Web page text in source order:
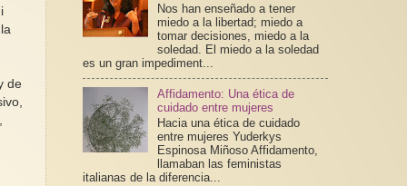
de
Nos han enseñado a tener
miedo a la libertad; miedo a
tomar decisiones, miedo a la
soledad. El miedo a la soledad
es un gran impediment...
Affidamento: Una ética de
cuidado entre mujeres
Hacia una ética de cuidado
entre mujeres Yuderkys
Espinosa Miñoso Affidamento,
llamaban las feministas
italianas de la diferencia...